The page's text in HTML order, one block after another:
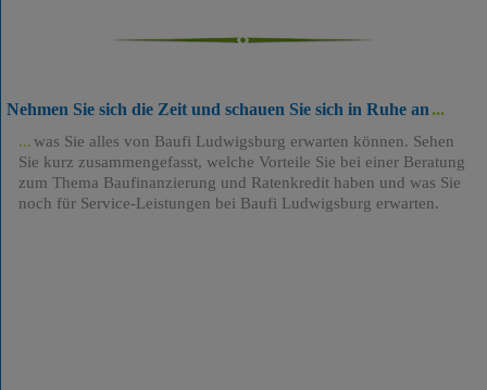
Nehmen Sie sich die Zeit und schauen Sie sich in Ruhe an
was Sie alles von Baufi Ludwigsburg erwarten können. Sehen
Sie kurz zusammengefasst, welche Vorteile Sie bei einer Beratung
zum Thema Baufinanzierung und Ratenkredit haben und was Sie
noch für Service-Leistungen bei Baufi Ludwigsburg erwarten.